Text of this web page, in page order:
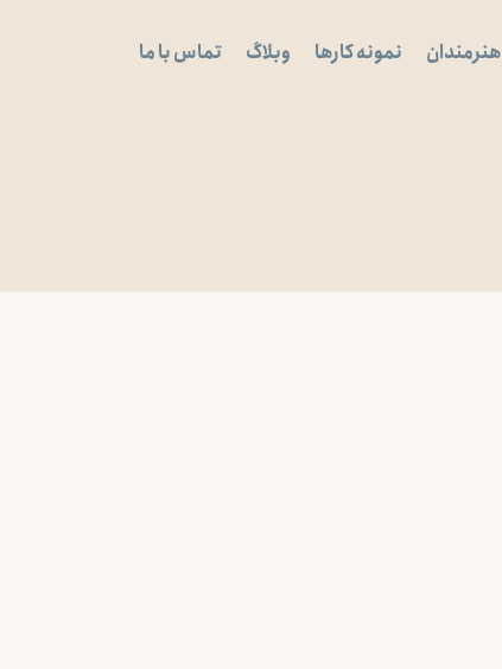
هنرمندان نمونه کارها وبلاگ تماس با ما